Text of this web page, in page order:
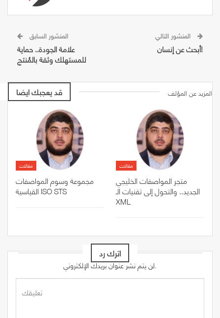
المنشور السابق
علامة الجودة.. حماية
للمستهلك وثقة بالمُنتج
أبحث عن إنسان!
قد يعجبك ايضا المزيد عن المؤلف
مقالات
مجموعة وسوم المواصفات
القياسية ISO STS
مقالات
متجر المواصفات الخليجي
الجديد.. والتحول إلى تقنيات الـ
XML
اترك رد
لن يتم نشر عنوان بريدك الإلكتروني.